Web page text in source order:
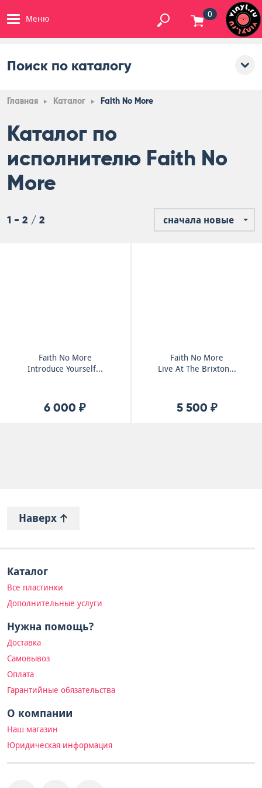
Меню 0
Поиск по каталогу
Главная Каталог Faith No More
Каталог по
исполнителю Faith No
More
1 - 2 / 2 сначала новые
Faith No More
Introduce Yourself...
6 000 ₽
Faith No More
Live At The Brixton...
5 500 ₽
Наверх
Каталог
Все пластинки
Дополнительные услуги
Нужна помощь?
Доставка
Самовывоз
Оплата
Гарантийные обязательства
О компании
Наш магазин
Юридическая информация